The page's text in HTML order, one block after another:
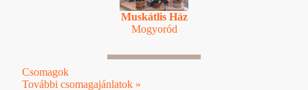
Muskátlis Ház
Mogyoród
Csomagok
További csomagajánlatok »